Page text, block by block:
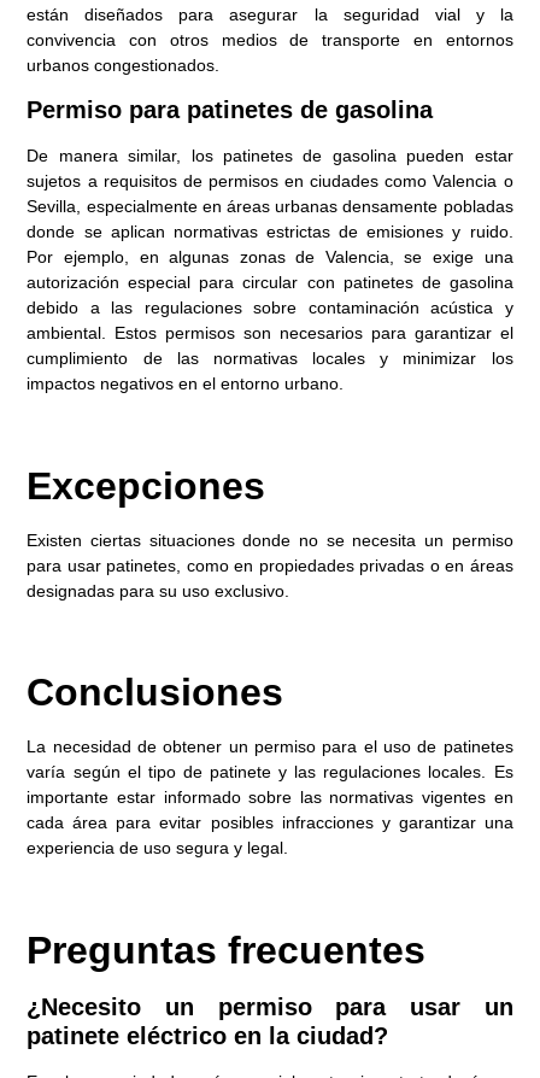
están diseñados para asegurar la seguridad vial y la
convivencia con otros medios de transporte en entornos
urbanos congestionados.
Permiso para patinetes de gasolina
De manera similar, los patinetes de gasolina pueden estar
sujetos a requisitos de permisos en ciudades como Valencia o
Sevilla, especialmente en áreas urbanas densamente pobladas
donde se aplican normativas estrictas de emisiones y ruido.
Por ejemplo, en algunas zonas de Valencia, se exige una
autorización especial para circular con patinetes de gasolina
debido a las regulaciones sobre contaminación acústica y
ambiental. Estos permisos son necesarios para garantizar el
cumplimiento de las normativas locales y minimizar los
impactos negativos en el entorno urbano.
Excepciones
Existen ciertas situaciones donde no se necesita un permiso
para usar patinetes, como en propiedades privadas o en áreas
designadas para su uso exclusivo.
Conclusiones
La necesidad de obtener un permiso para el uso de patinetes
varía según el tipo de patinete y las regulaciones locales. Es
importante estar informado sobre las normativas vigentes en
cada área para evitar posibles infracciones y garantizar una
experiencia de uso segura y legal.
Preguntas frecuentes
¿Necesito un permiso para usar un
patinete eléctrico en la ciudad?